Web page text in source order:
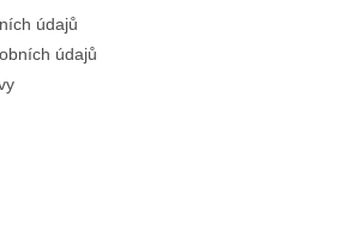
údajů
údajů